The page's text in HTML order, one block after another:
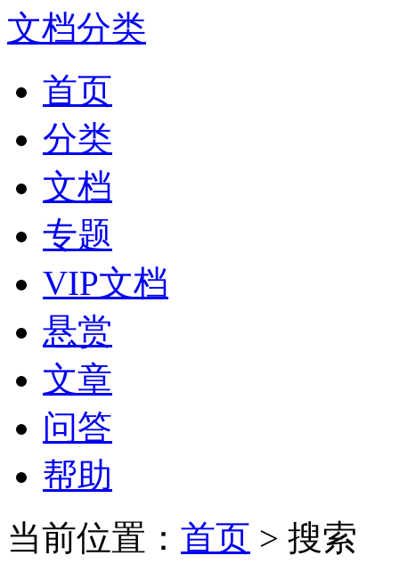
文档分类
首页
分类
文档
专题
VIP文档
悬赏
文章
问答
帮助
当前位置： 首页 > 搜索